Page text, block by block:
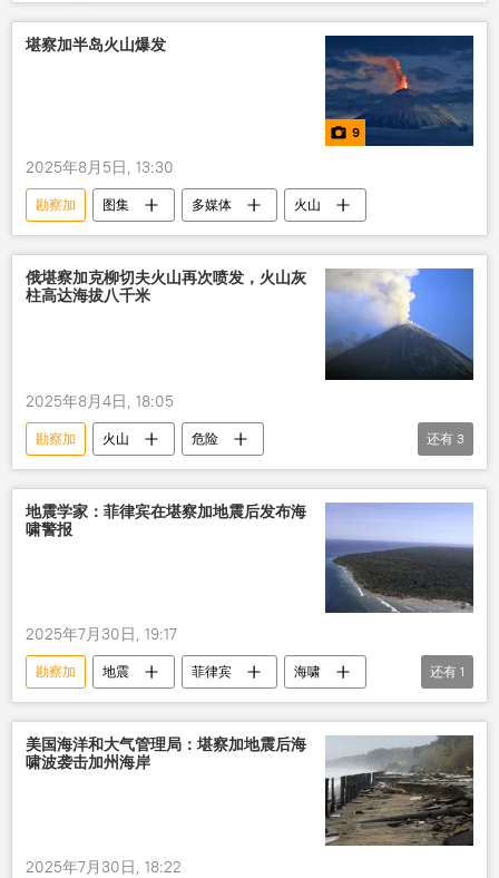
俄罗斯紧急情况部
堪察加半岛火山爆发
9
2025年8月5日, 13:30
勘察加 图集 多媒体 火山
俄堪察加克柳切夫火山再次喷发，火山灰
柱高达海拔八千米
2025年8月4日, 18:05
勘察加 火山
危险
俄罗斯紧急情况部
喷发 地震
还有 3
地震学家：菲律宾在堪察加地震后发布海
啸警报
2025年7月30日, 19:17
勘察加 地震 菲律宾
海啸
警报
还有 1
美国海洋和大气管理局：堪察加地震后海
啸波袭击加州海岸
2025年7月30日, 18:22